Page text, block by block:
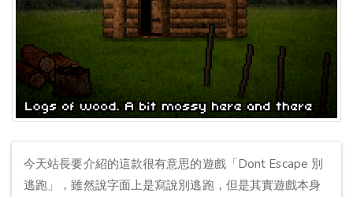
今天站長要介紹的這款很有意思的遊戲「Dont Escape 別
逃跑」，雖然說字面上是寫說別逃跑，但是其實遊戲本身